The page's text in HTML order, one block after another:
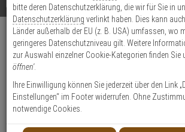
Sie
mindestens
Zeichen
ein,
um
Suche
noch
Kategorien
Suche
gestartet
Details Beratung
ABUS TVHS20320
Monitor-Tischhalterung
Produktmerkmale
Datenblatt drucken
bitte deren Datenschutzerklärung, die wir für Sie in
Datenschutzerklärung verlinkt haben. Dies kann
Länder außerhalb der EU (z. B. USA) umfassen, wo
geringeres Datenschutzniveau gilt. Weitere
zur Auswahl einzelner Cookie-Kategorien finden Sie
öffnen'.
Ihre Einwilligung können Sie jederzeit über den Link
Einstellungen“ im Footer widerrufen. Ohne
notwendige Cookies.